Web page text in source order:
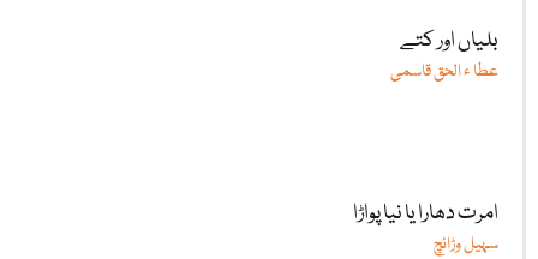
بلیاں اور کتے
عطا ء الحق قاسمی
امرت دھارا یا نیا پواڑا
سہیل وڑائچ